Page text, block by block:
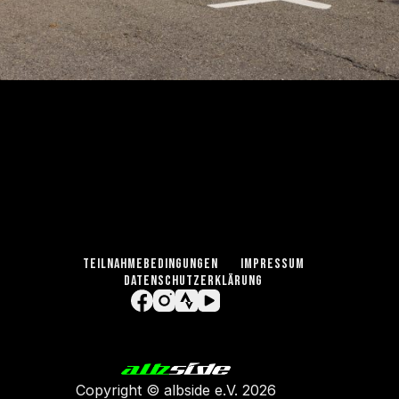
TEILNAHMEBEDINGUNGEN
IMPRESSUM
DATENSCHUTZERKLÄRUNG
Copyright © albside e.V. 2026